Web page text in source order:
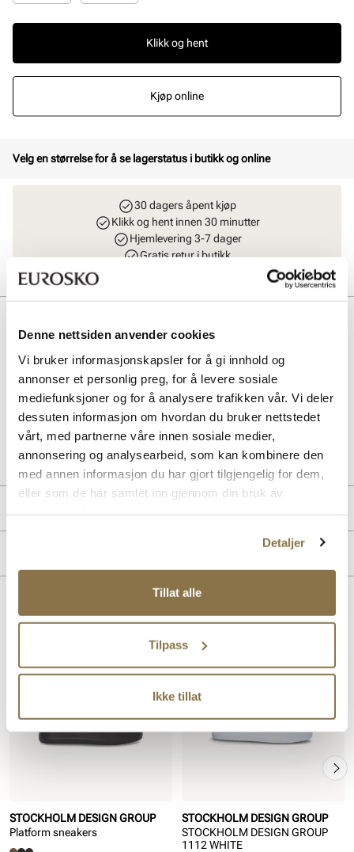
Denne nettsiden anvender cookies
Vi bruker informasjonskapsler for å gi innhold og
annonser et personlig preg, for å levere sosiale
mediefunksjoner og for å analysere trafikken vår. Vi deler
dessuten informasjon om hvordan du bruker nettstedet
vårt, med partnerne våre innen sosiale medier,
annonsering og analysearbeid, som kan kombinere den
med annen informasjon du har gjort tilgjengelig for dem,
eller som de har samlet inn gjennom din bruk av
Detaljer
Tillat alle
Tilpass
Ikke tillat
Klikk og hent
Kjøp online
Velg en størrelse for å se lagerstatus i butikk og online
30 dagers åpent kjøp
Klikk og hent innen 30 minutter
Hjemlevering 3-7 dager
Gratis retur i butikk
Sporty og lett sneaker med moderne og helt riktige kontrastdetaljer
fra Stockholm Design Group. Sneakers med premium
skinnmaterialer og såle fra XtraLight, som er en patentert
kvalitetssåle i ekstra lett materiale som gir god komfort.
Art. nr 32663025
Lev. art. nr26V1117
Lignende produkter
STOCKHOLM DESIGN GROUP
Platform sneakers
STOCKHOLM DESIGN GROUP
STOCKHOLM DESIGN GROUP
1112 WHITE